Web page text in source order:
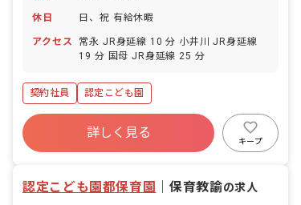
休日 日、祝 有給休暇
アクセス
常永 JR身延線 10 分 小井川 JR身延線
19 分 国母 JR身延線 25 分
契約社員 認定こども園
詳しく見る
キープ
認定こども園都保育園 ｜保育教諭の求人